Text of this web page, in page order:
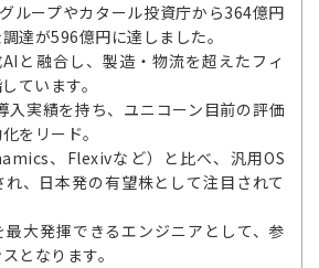
ループやカタール投資庁から364億円
達が596億円に達しました。
と融合し、製造・物流を超えたフィ
ています。
入実績を持ち、ユニコーン目前の評価
をリード。
、Flexivなど）と比べ、汎用OS
、日本発の有望株として注目されて
大発揮できるエンジニアとして、参
となります。